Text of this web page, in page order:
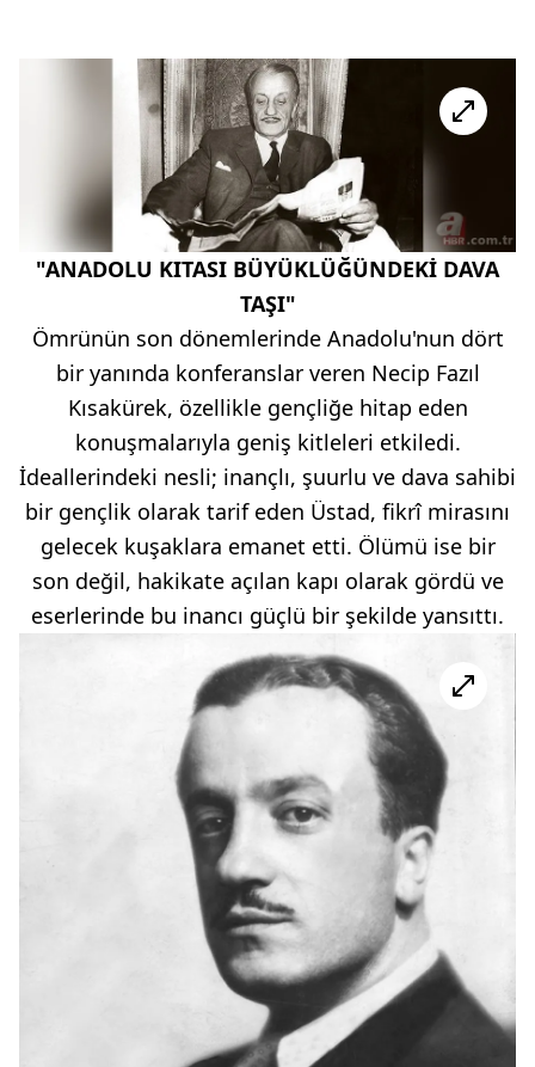
"ANADOLU KITASI BÜYÜKLÜĞÜNDEKİ DAVA
TAŞI"
Ömrünün son dönemlerinde Anadolu'nun dört
bir yanında konferanslar veren Necip Fazıl
Kısakürek, özellikle gençliğe hitap eden
konuşmalarıyla geniş kitleleri etkiledi.
İdeallerindeki nesli; inançlı, şuurlu ve dava sahibi
bir gençlik olarak tarif eden Üstad, fikrî mirasını
gelecek kuşaklara emanet etti. Ölümü ise bir
son değil, hakikate açılan kapı olarak gördü ve
eserlerinde bu inancı güçlü bir şekilde yansıttı.